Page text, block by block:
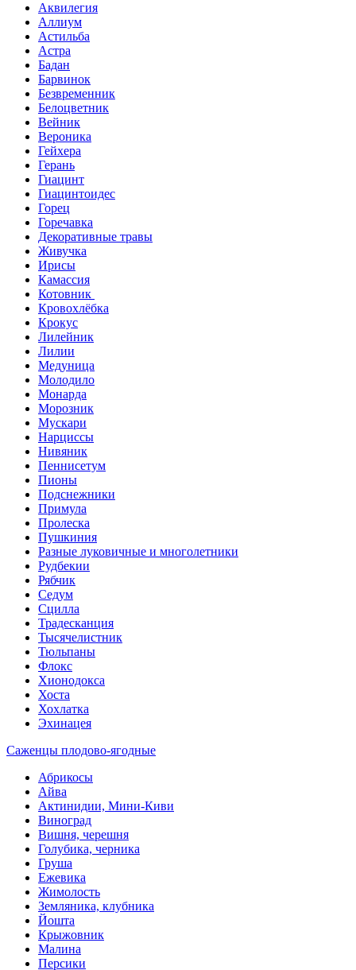
Аквилегия
Аллиум
Астильба
Астра
Бадан
Барвинок
Безвременник
Белоцветник
Вейник
Вероника
Гейхера
Герань
Гиацинт
Гиацинтоидес
Горец
Горечавка
Декоративные травы
Живучка
Ирисы
Камассия
Котовник
Кровохлёбка
Крокус
Лилейник
Лилии
Медуница
Молодило
Монарда
Морозник
Мускари
Нарциссы
Нивяник
Пеннисетум
Пионы
Подснежники
Примула
Пролеска
Пушкиния
Разные луковичные и многолетники
Рудбекии
Рябчик
Седум
Сцилла
Традесканция
Тысячелистник
Тюльпаны
Флокс
Хионодокса
Хоста
Хохлатка
Эхинацея
Саженцы плодово-ягодные
Абрикосы
Айва
Актинидии, Мини-Киви
Виноград
Вишня, черешня
Голубика, черника
Груша
Ежевика
Жимолость
Земляника, клубника
Йошта
Крыжовник
Малина
Персики